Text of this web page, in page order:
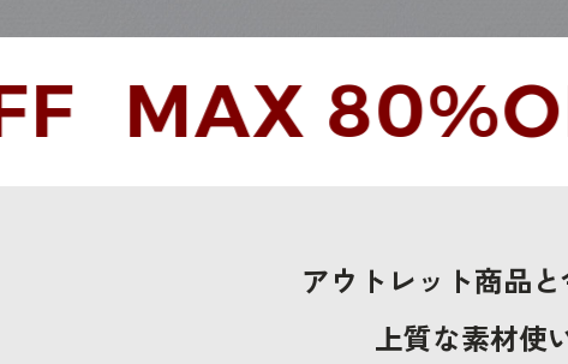
80%OFF
アウトレット商品
上質な素材使